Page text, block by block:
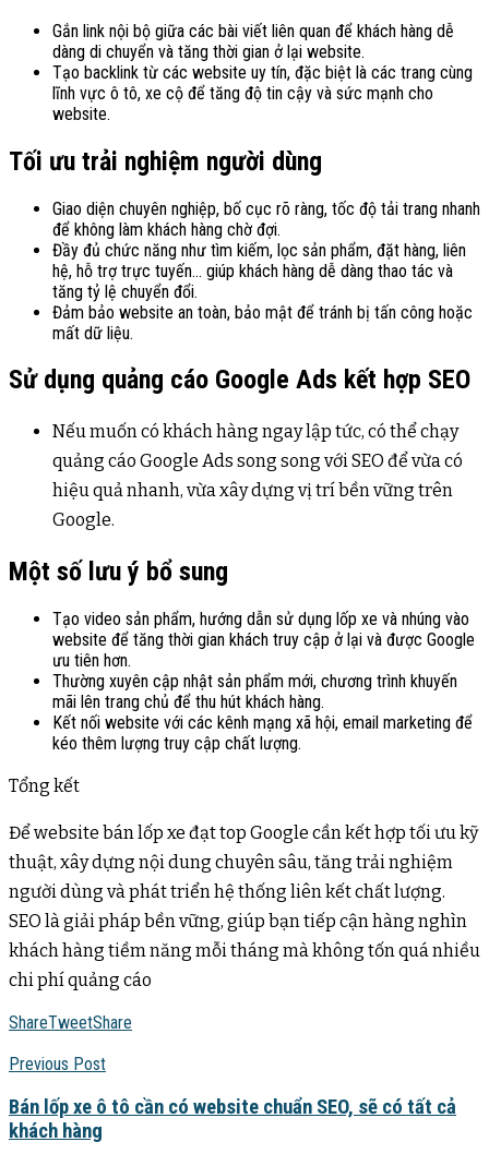
Gắn link nội bộ giữa các bài viết liên quan để khách hàng dễ
dàng di chuyển và tăng thời gian ở lại website.
Tạo backlink từ các website uy tín, đặc biệt là các trang cùng
lĩnh vực ô tô, xe cộ để tăng độ tin cậy và sức mạnh cho
website.
Tối ưu trải nghiệm người dùng
Giao diện chuyên nghiệp, bố cục rõ ràng, tốc độ tải trang nhanh
để không làm khách hàng chờ đợi.
Đầy đủ chức năng như tìm kiếm, lọc sản phẩm, đặt hàng, liên
hệ, hỗ trợ trực tuyến… giúp khách hàng dễ dàng thao tác và
tăng tỷ lệ chuyển đổi.
Đảm bảo website an toàn, bảo mật để tránh bị tấn công hoặc
mất dữ liệu.
Sử dụng quảng cáo Google Ads kết hợp SEO
Nếu muốn có khách hàng ngay lập tức, có thể chạy
quảng cáo Google Ads song song với SEO để vừa có
hiệu quả nhanh, vừa xây dựng vị trí bền vững trên
Google.
Một số lưu ý bổ sung
Tạo video sản phẩm, hướng dẫn sử dụng lốp xe và nhúng vào
website để tăng thời gian khách truy cập ở lại và được Google
ưu tiên hơn.
Thường xuyên cập nhật sản phẩm mới, chương trình khuyến
mãi lên trang chủ để thu hút khách hàng.
Kết nối website với các kênh mạng xã hội, email marketing để
kéo thêm lượng truy cập chất lượng.
Tổng kết
Để website bán lốp xe đạt top Google cần kết hợp tối ưu kỹ
thuật, xây dựng nội dung chuyên sâu, tăng trải nghiệm
người dùng và phát triển hệ thống liên kết chất lượng.
SEO là giải pháp bền vững, giúp bạn tiếp cận hàng nghìn
khách hàng tiềm năng mỗi tháng mà không tốn quá nhiều
chi phí quảng cáo
ShareTweetShare
Previous Post
Bán lốp xe ô tô cần có website chuẩn SEO, sẽ có tất cả
khách hàng